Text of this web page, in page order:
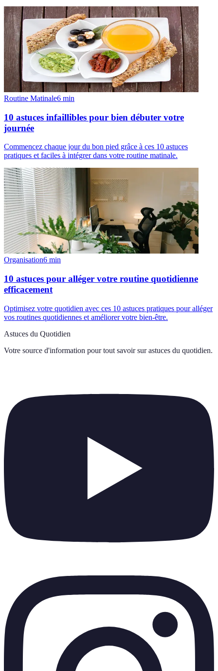
Routine Matinale6 min
10 astuces infaillibles pour bien débuter votre
journée
Commencez chaque jour du bon pied grâce à ces 10 astuces
pratiques et faciles à intégrer dans votre routine matinale.
Organisation6 min
10 astuces pour alléger votre routine quotidienne
efficacement
Optimisez votre quotidien avec ces 10 astuces pratiques pour alléger
vos routines quotidiennes et améliorer votre bien-être.
Astuces du Quotidien
Votre source d'information pour tout savoir sur astuces du quotidien.